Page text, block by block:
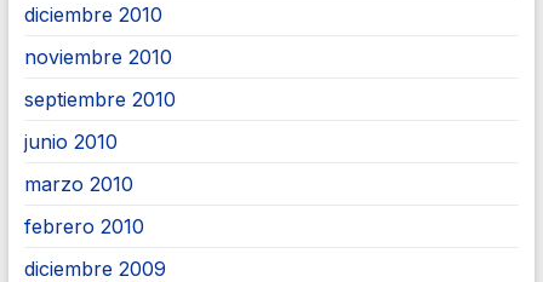
diciembre 2010
noviembre 2010
septiembre 2010
junio 2010
marzo 2010
febrero 2010
diciembre 2009